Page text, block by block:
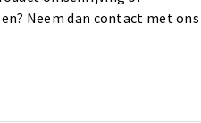
Neem dan contact met ons